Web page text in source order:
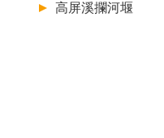
高屏溪攔河堰